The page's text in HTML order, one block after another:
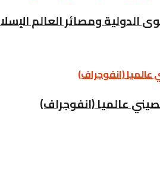
الدولية ومصائر العالم